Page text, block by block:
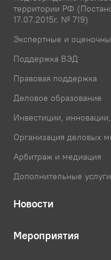
территории РФ
17.07.2015г. № 719)
Экспертные и
Поддержка ВЭД
Правовая поддержка
Деловое образование
Инвестиции,
Организация деловых
Арбитраж и медиация
Дополнительные услуги
Новости
Мероприятия